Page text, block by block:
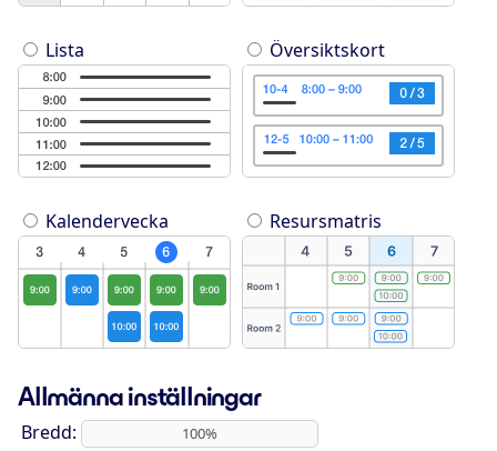
Lista Översiktskort
Kalendervecka Resursmatris
Allmänna inställningar
Bredd: